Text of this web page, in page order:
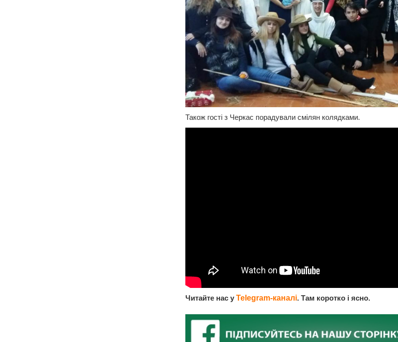
Також гості з Черкас порадували смілян колядками.
Читайте нас у Telegram-каналі. Там коротко і ясно.